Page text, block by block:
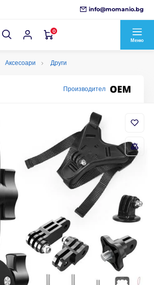
info@momanio.bg
0
Меню
Аксесоари Други
Производител